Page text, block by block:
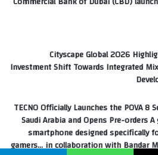
Cityscape Global 2026
Investment Shift Towards Integrated
TECNO Officially Launches the POVA 8
Saudi Arabia and Opens Pre-orders
smartphone designed specifically
gamers… in collaboration with Bandar